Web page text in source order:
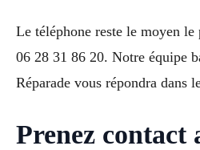
Le téléphone reste le moyen
06 28 31 86 20. Notre équipe
Réparade vous répondra dans
Prenez contact